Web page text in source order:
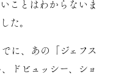
ことはわからないま
た。
に、あの「ジェフス
ドビュッシー、ショ